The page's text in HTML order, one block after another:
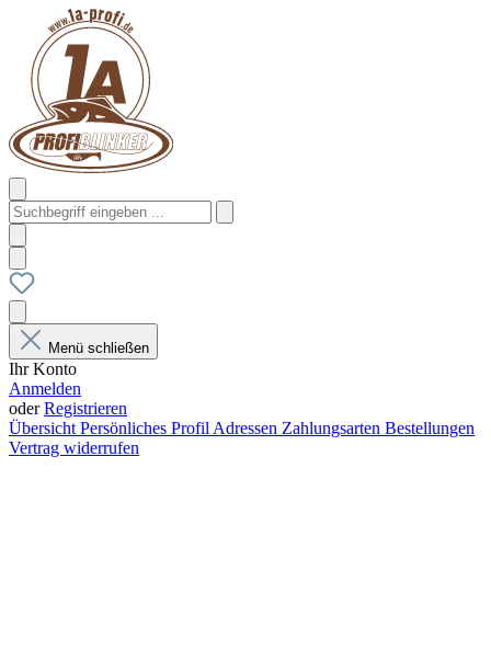
Menü schließen
Ihr Konto
Anmelden
oderRegistrieren
Übersicht Persönliches Profil Adressen Zahlungsarten Bestellungen
Vertrag widerrufen